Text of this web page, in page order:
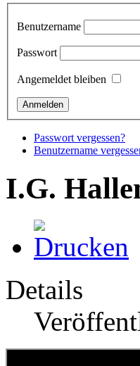
Benutzername
Passwort
Angemeldet bleiben
Passwort vergessen?
Benutzername
I.G.
Details